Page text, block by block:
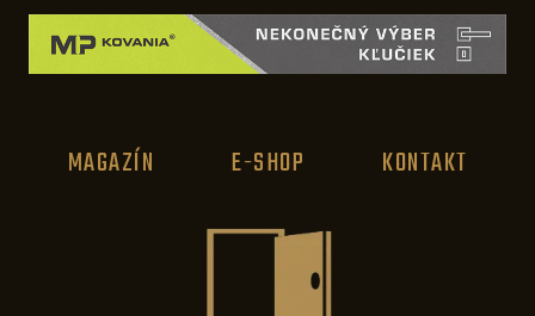
MAGAZÍN E-SHOP KONTAKT